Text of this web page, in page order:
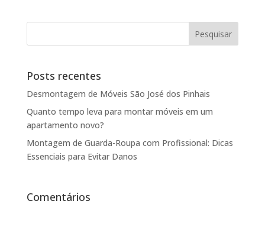
Posts recentes
Desmontagem de Móveis São José dos Pinhais
Quanto tempo leva para montar móveis em um
apartamento novo?
Montagem de Guarda-Roupa com Profissional: Dicas
Essenciais para Evitar Danos
Comentários